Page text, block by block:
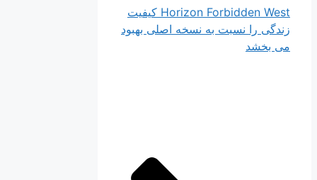
Horizon Forbidden West کیفیت
زندگی را نسبت به نسخه اصلی بهبود
می بخشد